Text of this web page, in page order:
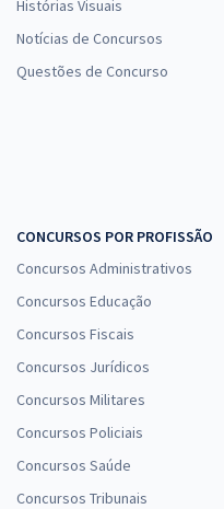
Histórias Visuais
Notícias de Concursos
Questões de Concurso
CONCURSOS POR PROFISSÃO
Concursos Administrativos
Concursos Educação
Concursos Fiscais
Concursos Jurídicos
Concursos Militares
Concursos Policiais
Concursos Saúde
Concursos Tribunais